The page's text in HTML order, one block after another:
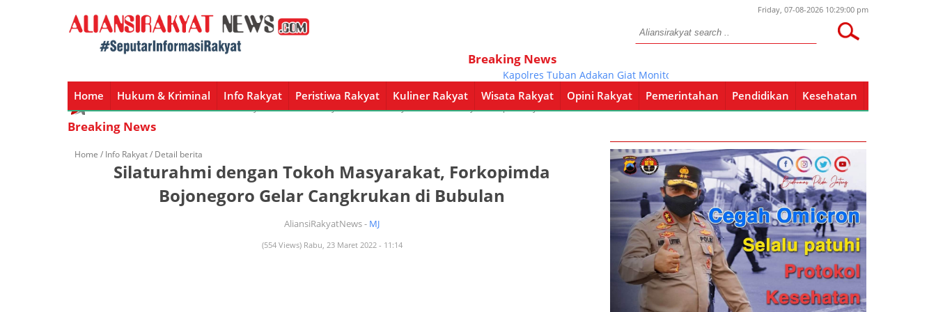
Friday, 07-08-2026 10:29:00 pm
Breaking News
Kapolres Tuban Adakan Giat Monitoring Penghitungan Rekapitulasi Suara Pilpres 2024
Home Hukum & Kriminal Info Rakyat Peristiwa Rakyat Kuliner Rakyat Wisata Rakyat Opini Rakyat Pemerintahan Pendidikan Kesehatan
Home Hukum & Kriminal Info Rakyat Peristiwa Rakyat Kuliner Rakyat Wisata Rakyat Opini Rakyat Pemerintahan Pendidikan Kesehatan
Breaking News
Home / Info Rakyat/ Detail berita
Silaturahmi dengan Tokoh Masyarakat, Forkopimda
Bojonegoro Gelar Cangkrukan di Bubulan
AliansiRakyatNews - MJ
(554 Views) Rabu, 23 Maret 2022 - 11:14